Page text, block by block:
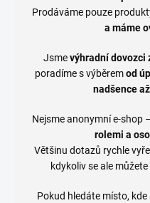
Prodáváme pouze
a máme
Jsmevýhradní dovozci
poradíme s výběremod
nadšence
Nejsme anonymní e-shop
rolemi a
Většinu dotazů rychle
kdykoliv se ale můžete
Pokud hledáte místo, kde